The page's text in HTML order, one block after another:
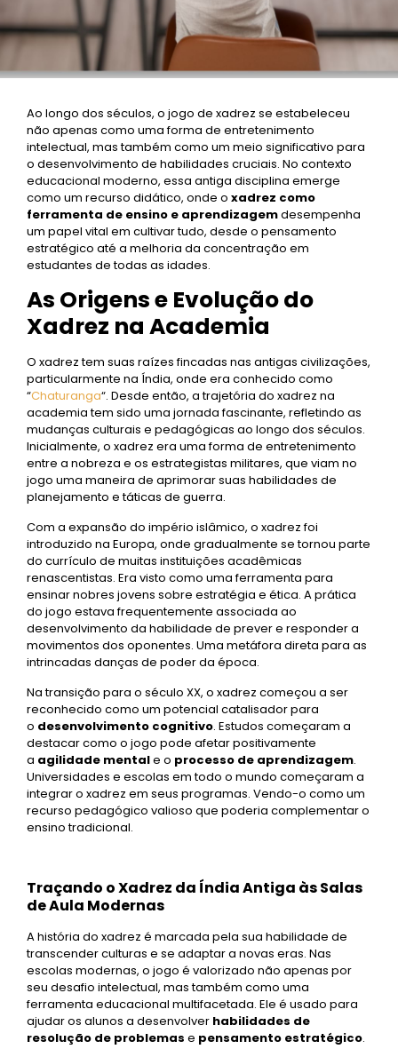
Ao longo dos séculos, o jogo de xadrez se estabeleceu
não apenas como uma forma de entretenimento
intelectual, mas também como um meio significativo para
o desenvolvimento de habilidades cruciais. No contexto
educacional moderno, essa antiga disciplina emerge
como um recurso didático, onde o xadrez como
ferramenta de ensino e aprendizagemdesempenha
um papel vital em cultivar tudo, desde o pensamento
estratégico até a melhoria da concentração em
estudantes de todas as idades.
As Origens e Evolução do
Xadrez na Academia
O xadrez tem suas raízes fincadas nas antigas civilizações,
particularmente na Índia, onde era conhecido como
“Chaturanga“. Desde então, a trajetória do xadrez na
academia tem sido uma jornada fascinante, refletindo as
mudanças culturais e pedagógicas ao longo dos séculos.
Inicialmente, o xadrez era uma forma de entretenimento
entre a nobreza e os estrategistas militares, que viam no
jogo uma maneira de aprimorar suas habilidades de
planejamento e táticas de guerra.
Com a expansão do império islâmico, o xadrez foi
introduzido na Europa, onde gradualmente se tornou parte
do currículo de muitas instituições acadêmicas
renascentistas. Era visto como uma ferramenta para
ensinar nobres jovens sobre estratégia e ética. A prática
do jogo estava frequentemente associada ao
desenvolvimento da habilidade de prever e responder a
movimentos dos oponentes. Uma metáfora direta para as
intrincadas danças de poder da época.
Na transição para o século XX, o xadrez começou a ser
reconhecido como um potencial catalisador para
o desenvolvimento cognitivo. Estudos começaram a
destacar como o jogo pode afetar positivamente
a agilidade mentale o processo de aprendizagem.
Universidades e escolas em todo o mundo começaram a
integrar o xadrez em seus programas. Vendo-o como um
recurso pedagógico valioso que poderia complementar o
ensino tradicional.
Traçando o Xadrez da Índia Antiga às Salas
de Aula Modernas
A história do xadrez é marcada pela sua habilidade de
transcender culturas e se adaptar a novas eras. Nas
escolas modernas, o jogo é valorizado não apenas por
seu desafio intelectual, mas também como uma
ferramenta educacional multifacetada. Ele é usado para
ajudar os alunos a desenvolver habilidades de
resolução de problemas e pensamento estratégico.